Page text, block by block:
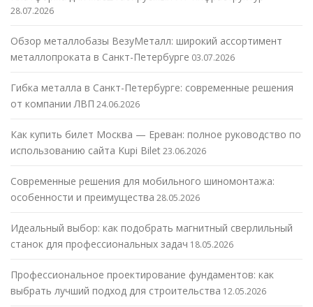
28.07.2026
Обзор металлобазы ВезуМеталл: широкий ассортимент
металлопроката в Санкт-Петербурге 03.07.2026
Гибка металла в Санкт-Петербурге: современные решения
от компании ЛВП 24.06.2026
Как купить билет Москва — Ереван: полное руководство по
использованию сайта Kupi Bilet23.06.2026
Современные решения для мобильного шиномонтажа:
особенности и преимущества 28.05.2026
Идеальный выбор: как подобрать магнитный сверлильный
станок для профессиональных задач 18.05.2026
Профессиональное проектирование фундаментов: как
выбрать лучший подход для строительства 12.05.2026